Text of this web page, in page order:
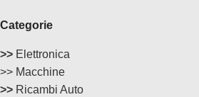
Categorie
>> Elettronica
>> Macchine
>> Ricambi Auto